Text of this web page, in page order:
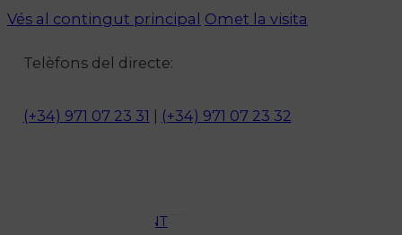
Vés al contingut principal Omet la visita
Telèfons del directe:
(+34) 971 07 23 31 (+34) 971 07 23 32
OCI
AMBIENT